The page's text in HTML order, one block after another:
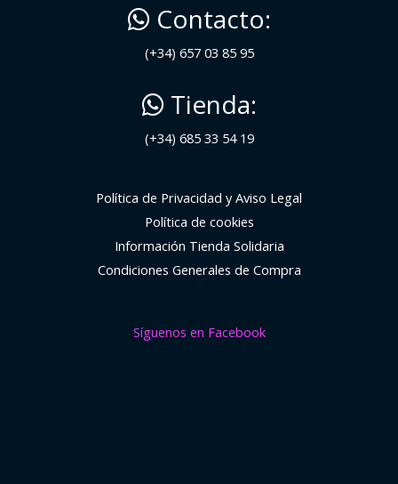
Contacto:
(+34) 657 03 85 95
Tienda:
(+34) 685 33 54 19
Política de Privacidad y Aviso Legal
Política de cookies
Información Tienda Solidaria
Condiciones Generales de Compra
Síguenos en Facebook